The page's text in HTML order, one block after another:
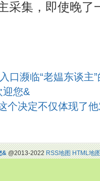
采集，即使晚了
口濒临“老媪东谈主
迎您&
个决定不仅体现了
&@2013-2022RSS地图 HTML地